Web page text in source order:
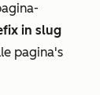
in slug
pagina's